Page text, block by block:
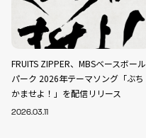
FRUITS ZIPPER、MBSベースボール
パーク 2026年テーマソング「ぶち
かませよ！」を配信リリース
2026.03.11